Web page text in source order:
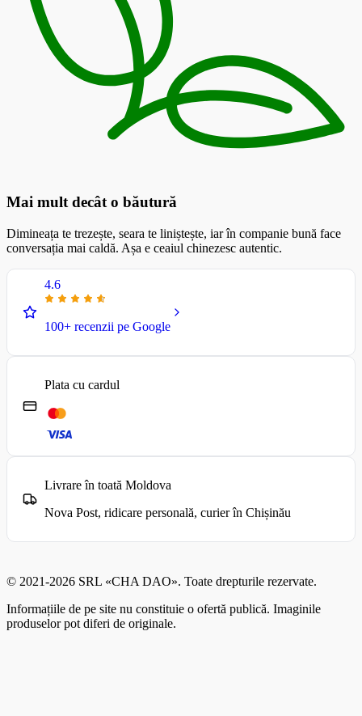
Mai mult decât o băutură
Dimineața te trezește, seara te liniștește, iar în companie bună face
conversația mai caldă. Așa e ceaiul chinezesc autentic.
4.6
100+ recenzii pe Google
Plata cu cardul
Livrare în toată Moldova
Nova Post, ridicare personală, curier în Chișinău
© 2021-2026 SRL «CHA DAO». Toate drepturile rezervate.
Informațiile de pe site nu constituie o ofertă publică. Imaginile
produselor pot diferi de originale.